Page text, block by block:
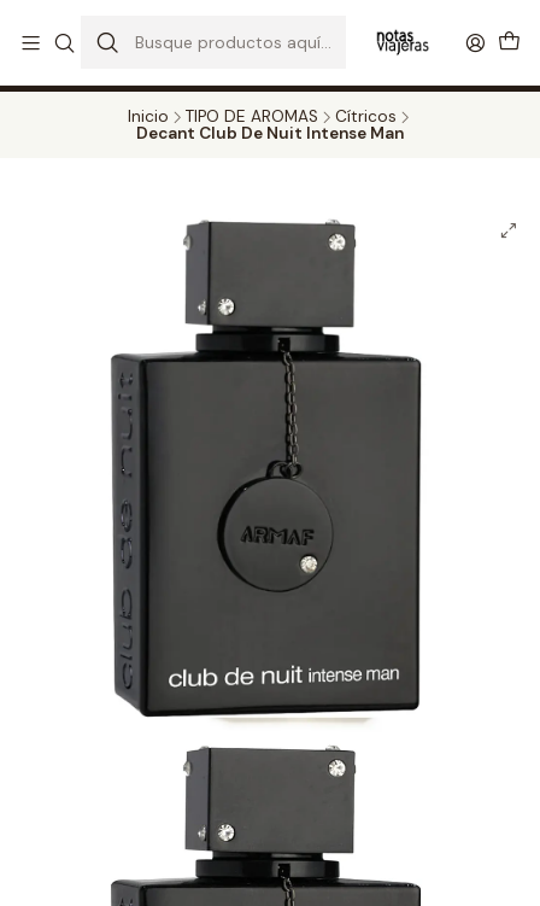
TODOS LOS DECANTS
Inicio TIPO DE AROMAS
Cítricos
Decant Club De Nuit Intense Man